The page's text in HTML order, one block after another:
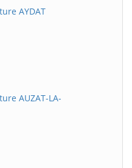
AYDAT
AUZAT-LA-